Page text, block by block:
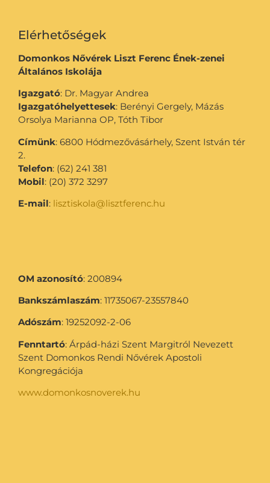
Elérhetőségek
Domonkos Nővérek Liszt Ferenc Ének-zenei
Általános Iskolája
Igazgató: Dr. Magyar Andrea
Igazgatóhelyettesek: Berényi Gergely, Mázás
Orsolya Marianna OP, Tóth Tibor
Címünk: 6800 Hódmezővásárhely, Szent István tér
2.
Telefon: (62) 241 381
Mobil: (20) 372 3297
E-mail: lisztiskola@lisztferenc.hu
OM azonosító: 200894
Bankszámlaszám: 11735067-23557840
Adószám: 19252092-2-06
Fenntartó: Árpád-házi Szent Margitról Nevezett
Szent Domonkos Rendi Nővérek Apostoli
Kongregációja
www.domonkosnoverek.hu